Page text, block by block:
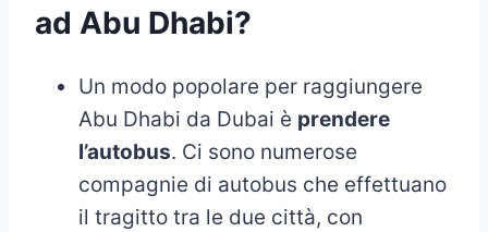
ad Abu Dhabi?
Un modo popolare per raggiungere
Abu Dhabi da Dubai è prendere
l’autobus. Ci sono numerose
compagnie di autobus che effettuano
il tragitto tra le due città, con